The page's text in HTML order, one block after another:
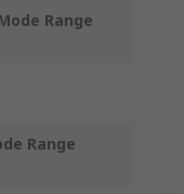
Range
Range